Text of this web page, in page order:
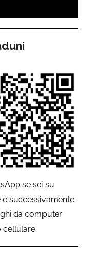
se sei su
successivamente
da computer
cellulare.